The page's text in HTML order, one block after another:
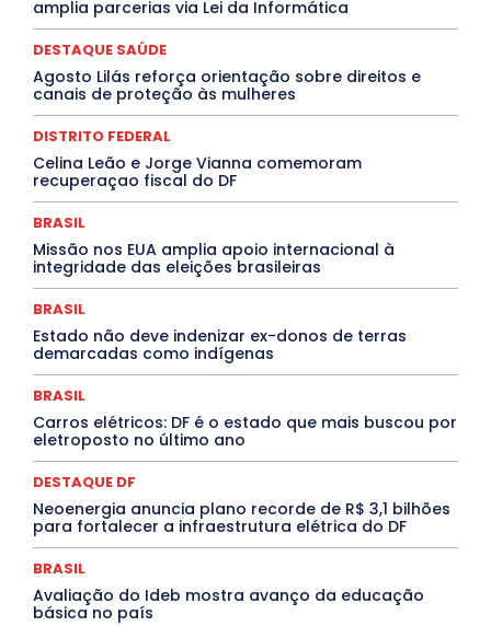
DESTAQUE BRASIL
DESTAQUE DF
DESTAQUE SAÚDE
DESTAQUES OUTROS
ELEIÇÕES
EMPREGO E OPORTUNIDADES
ENTORNO
Especial
Espírito Santo
EVENTOS
EXPOSIÇÃO Featured
Febre Amarela
INTELIGÊNCIA ARTIFICIAL
INTERNACIONAL
Jogos Online
JUDICIÁRIO
MEIO AMBIENTE
Paraíba
Paraná Pernambuco Piauí
PROCESSO SELETIVO
QUALIFICAÇÃO PROFISSIONAL
RESIDÊNCIA
Santa Catarina
São Paulo SARAMPO
Saúde Agora
SEGURANÇA
TÁ FROID?
TEATRO TECNOLOGIA
TIC TAC
Mais
amplia parcerias via Lei da Informática
DESTAQUE SAÚDE
Agosto Lilás reforça orientação sobre direitos e
canais de proteção às mulheres
DISTRITO FEDERAL
Celina Leão e Jorge Vianna comemoram
recuperaçao fiscal do DF
BRASIL
Missão nos EUA amplia apoio internacional à
integridade das eleições brasileiras
BRASIL
Estado não deve indenizar ex-donos de terras
demarcadas como indígenas
BRASIL
Carros elétricos: DF é o estado que mais buscou por
eletroposto no último ano
DESTAQUE DF
Neoenergia anuncia plano recorde de R$ 3,1 bilhões
para fortalecer a infraestrutura elétrica do DF
BRASIL
Avaliação do Ideb mostra avanço da educação
básica no país